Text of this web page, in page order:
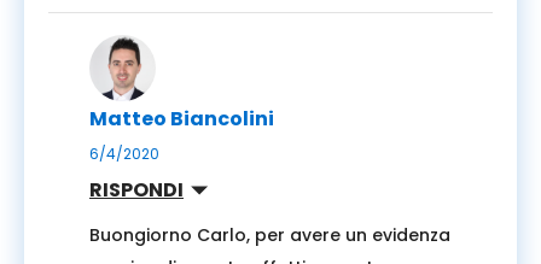
Matteo Biancolini
6/4/2020
RISPONDI
Buongiorno Carlo, per avere un evidenza